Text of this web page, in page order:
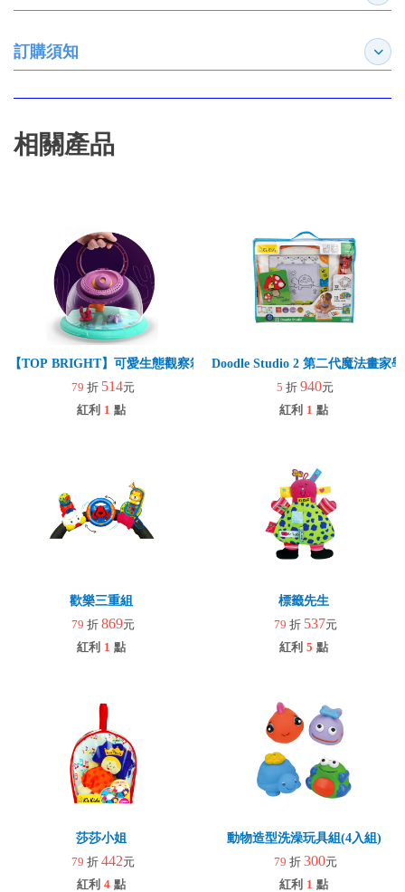
訂購須知 展開
相關產品
【TOP BRIGHT】可愛生態觀察箱
79 折 514元
紅利 1 點
Doodle Studio 2 第二代魔法畫家
5 折 940元
紅利 1 點
歡樂三重組
79 折 869元
紅利 1 點
標籤先生
79 折 537元
紅利 5 點
莎莎小姐
79 折 442元
紅利 4 點
動物造型洗澡玩具組(4入組)
79 折 300元
紅利 1 點